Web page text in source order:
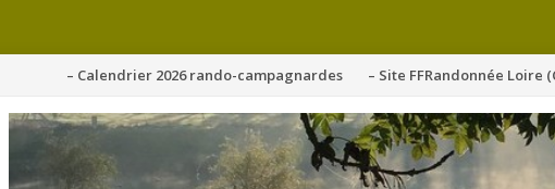
Aller
au
contenu
– Calendrier 2026 rando-campagnardes – Site FFRandonnée Loire